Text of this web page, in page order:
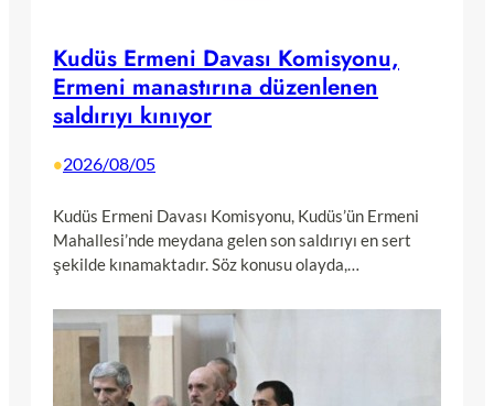
Kudüs Ermeni Davası Komisyonu,
Ermeni manastırına düzenlenen
saldırıyı kınıyor
•2026/08/05
Kudüs Ermeni Davası Komisyonu, Kudüs’ün Ermeni
Mahallesi’nde meydana gelen son saldırıyı en sert
şekilde kınamaktadır. Söz konusu olayda,…